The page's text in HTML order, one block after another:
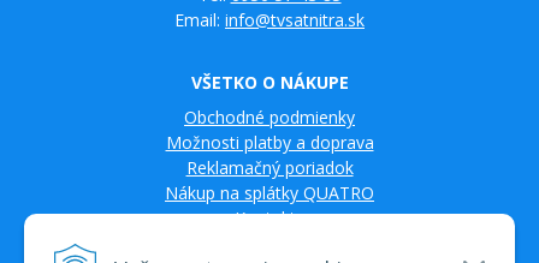
Email: info@tvsatnitra.sk
VŠETKO O NÁKUPE
Obchodné podmienky
Možnosti platby a doprava
Reklamačný poriadok
Nákup na splátky QUATRO
Kontakty